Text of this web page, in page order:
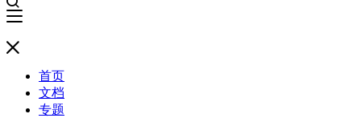
首页
文档
专题